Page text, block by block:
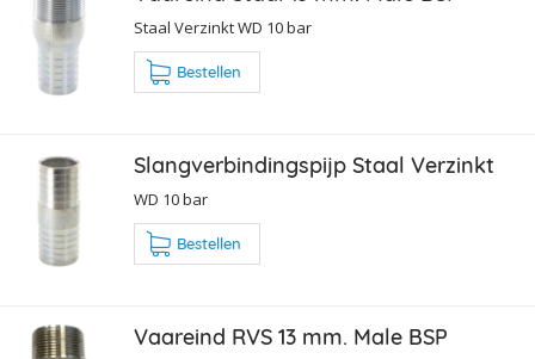
Staal Verzinkt WD 10 bar
Bestellen
Slangverbindingspijp Staal Verzinkt
WD 10 bar
Bestellen
Vaareind RVS 13 mm. Male BSP